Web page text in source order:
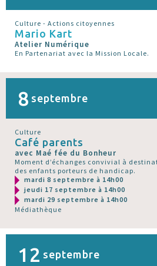
Culture - Actions citoyennes
Mario Kart
Atelier Numérique
En Partenariat avec la Mission Locale.
8 septembre
Culture
Café parents
avec Maé fée du Bonheur
Moment d’échanges convivial à
des enfants porteurs de handicap.
mardi 8 septembre à 14h00
jeudi 17 septembre à 14h00
mardi 29 septembre à 14h00
Médiathèque
12 septembre